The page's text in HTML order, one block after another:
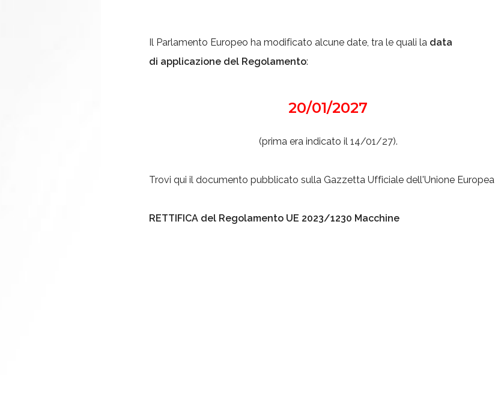
Il Parlamento Europeo ha modificato alcune date, tra le quali la data
di applicazione del Regolamento:
20/01/2027
(prima era indicato il 14/01/27).
Trovi qui il documento pubblicato sulla Gazzetta Ufficiale dell'Unione Europea
RETTIFICA del Regolamento UE 2023/1230 Macchine